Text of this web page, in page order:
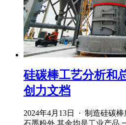
硅碳棒工艺分析和
创力文档
2024年4月13日 · 制造硅碳
石墨粉外,其余均是工业产品,